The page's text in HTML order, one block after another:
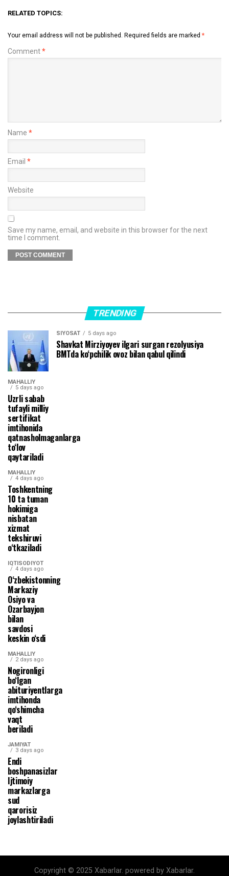
RELATED TOPICS:
Your email address will not be published. Required fields are marked *
Comment*
Name *
Email *
Website
Save my name, email, and website in this browser for the next
time I comment.
TRENDING
SIYOSAT 5 days ago
Shavkat Mirziyoyev ilgari surgan rezolyusiya
BMTda ko‘pchilik ovoz bilan qabul qilindi
MAHALLIY
5 days ago
Uzrli sabab
tufayli milliy
sertifikat
imtihonida
qatnasholmaganlarga
to‘lov
qaytariladi
MAHALLIY
4 days ago
Toshkentning
10 ta tuman
hokimiga
nisbatan
xizmat
tekshiruvi
o‘tkaziladi
IQTISODIYOT
4 days ago
O‘zbekistonning
Markaziy
Osiyo va
Ozarbayjon
bilan
savdosi
keskin o‘sdi
MAHALLIY
2 days ago
Nogironligi
bo‘lgan
abituriyentlarga
imtihonda
qo‘shimcha
vaqt
beriladi
JAMIYAT
3 days ago
Endi
boshpanasizlar
Ijtimoiy
markazlarga
sud
qarorisiz
joylashtiriladi
Copyright © 2025 Xabarlar. powered by Xabarlar.